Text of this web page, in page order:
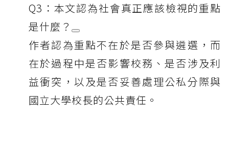
Q3：本文認為社會真正應該檢視的重點
是什麼？
作者認為重點不在於是否參與遴選，而
在於過程中是否影響校務、是否涉及利
益衝突，以及是否妥善處理公私分際與
國立大學校長的公共責任。